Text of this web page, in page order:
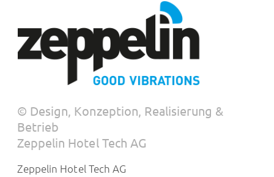
© Design, Konzeption, Realisierung &
Betrieb
Zeppelin Hotel Tech AG
Zeppelin Hotel Tech AG